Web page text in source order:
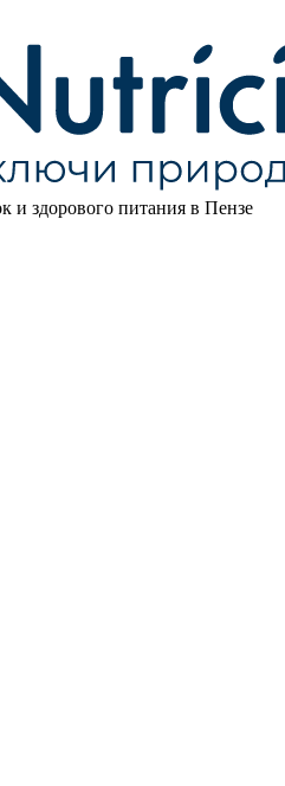
и здорового питания в Пензе